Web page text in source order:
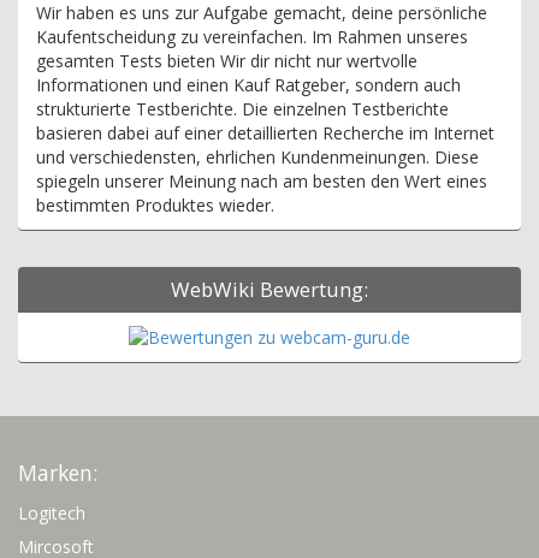
Wir haben es uns zur Aufgabe gemacht, deine persönliche
Kaufentscheidung zu vereinfachen. Im Rahmen unseres
gesamten Tests bieten Wir dir nicht nur wertvolle
Informationen und einen Kauf Ratgeber, sondern auch
strukturierte Testberichte. Die einzelnen Testberichte
basieren dabei auf einer detaillierten Recherche im Internet
und verschiedensten, ehrlichen Kundenmeinungen. Diese
spiegeln unserer Meinung nach am besten den Wert eines
bestimmten Produktes wieder.
WebWiki Bewertung:
Marken:
Logitech
Mircosoft